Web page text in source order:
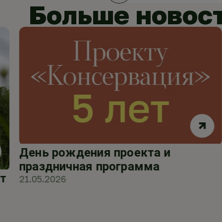
Больше
День рождения проекта и
праздничная программа
21.05.2026